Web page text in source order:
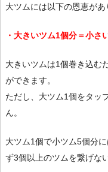
大ツムには以下の恩恵があ
・大きいツム1個分＝小さ
大きいツムは1個巻き込む
ができます。
ただし、大ツム1個をタッ
ん。
大ツム1個で小ツム5個分
ず3個以上のツムを繋げな